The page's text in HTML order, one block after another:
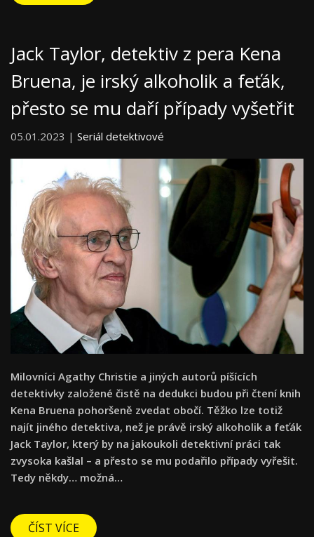
Jack Taylor, detektiv z pera Kena
Bruena, je irský alkoholik a feťák,
přesto se mu daří případy vyšetřit
05.01.2023 | Seriál detektivové
Milovníci Agathy Christie a jiných autorů píšících
detektivky založené čistě na dedukci budou při čtení knih
Kena Bruena pohoršeně zvedat obočí. Těžko lze totiž
najít jiného detektiva, než je právě irský alkoholik a feťák
Jack Taylor, který by na jakoukoli detektivní práci tak
zvysoka kašlal – a přesto se mu podařilo případy vyřešit.
Tedy někdy… možná…
ČÍST VÍCE